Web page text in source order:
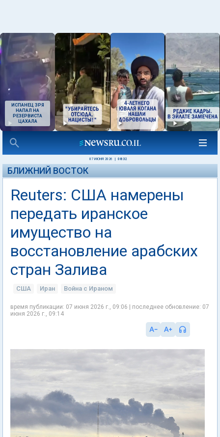
ИСПАНЕЦ ЗРЯ
НАПАЛ НА
РЕЗЕРВИСТА
ЦАХАЛА
07 ИЮНЯ 2026 08:32
БЛИЖНИЙ ВОСТОК
Reuters: США намерены
передать иранское
имущество на
восстановление арабских
стран Залива
США Иран Война с Ираном
время публикации: 07 июня 2026 г., 09:06 | последнее обновление: 07
июня 2026 г., 09:14